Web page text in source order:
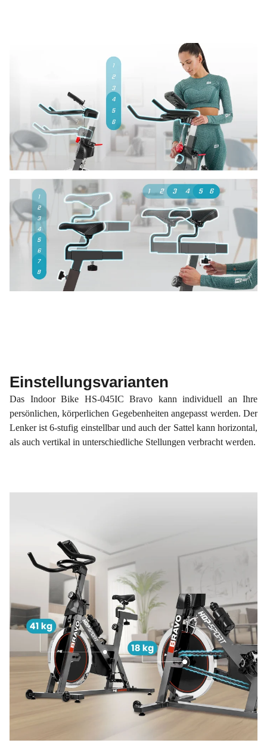
Einstellungsvarianten
Das Indoor Bike HS-045IC Bravo kann individuell an Ihre
persönlichen, körperlichen Gegebenheiten angepasst werden. Der
Lenker ist 6-stufig einstellbar und auch der Sattel kann horizontal,
als auch vertikal in unterschiedliche Stellungen verbracht werden.